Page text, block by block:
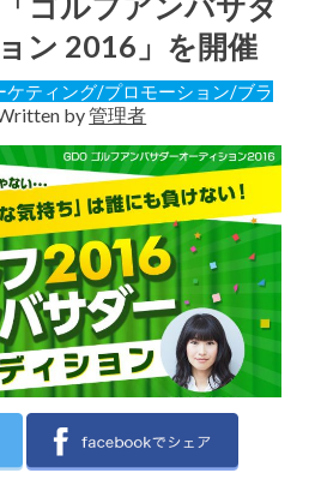
ン 2016」を開催
ケティング/プロモーション/ブラ
by管理者